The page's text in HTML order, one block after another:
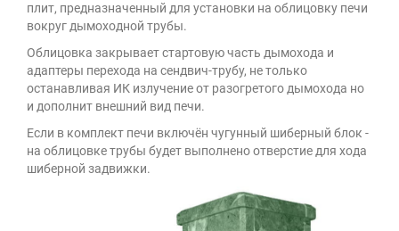
плит, предназначенный для установки на облицовку печи
вокруг дымоходной трубы.
Облицовка закрывает стартовую часть дымохода и
адаптеры перехода на сендвич-трубу, не только
останавливая ИК излучение от разогретого дымохода но
и дополнит внешний вид печи.
Если в комплект печи включён чугунный шиберный блок -
на облицовке трубы будет выполнено отверстие для хода
шиберной задвижки.